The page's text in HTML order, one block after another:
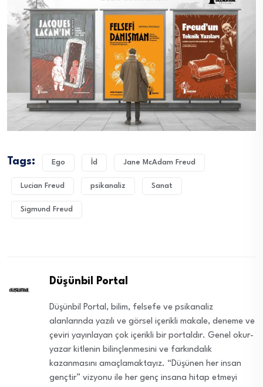
Tags: Ego İd Jane McAdam Freud
Lucian Freud psikanaliz Sanat
Sigmund Freud
Düşünbil Portal
Düşünbil Portal, bilim, felsefe ve psikanaliz
alanlarında yazılı ve görsel içerikli makale, deneme ve
çeviri yayınlayan çok içerikli bir portaldır. Genel okur-
yazar kitlenin bilinçlenmesini ve farkındalık
kazanmasını amaçlamaktayız. “Düşünen her insan
gençtir” vizyonu ile her genç insana hitap etmeyi